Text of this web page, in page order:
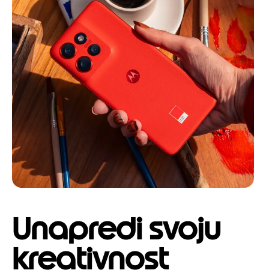
Unapredi svoju
kreativnost